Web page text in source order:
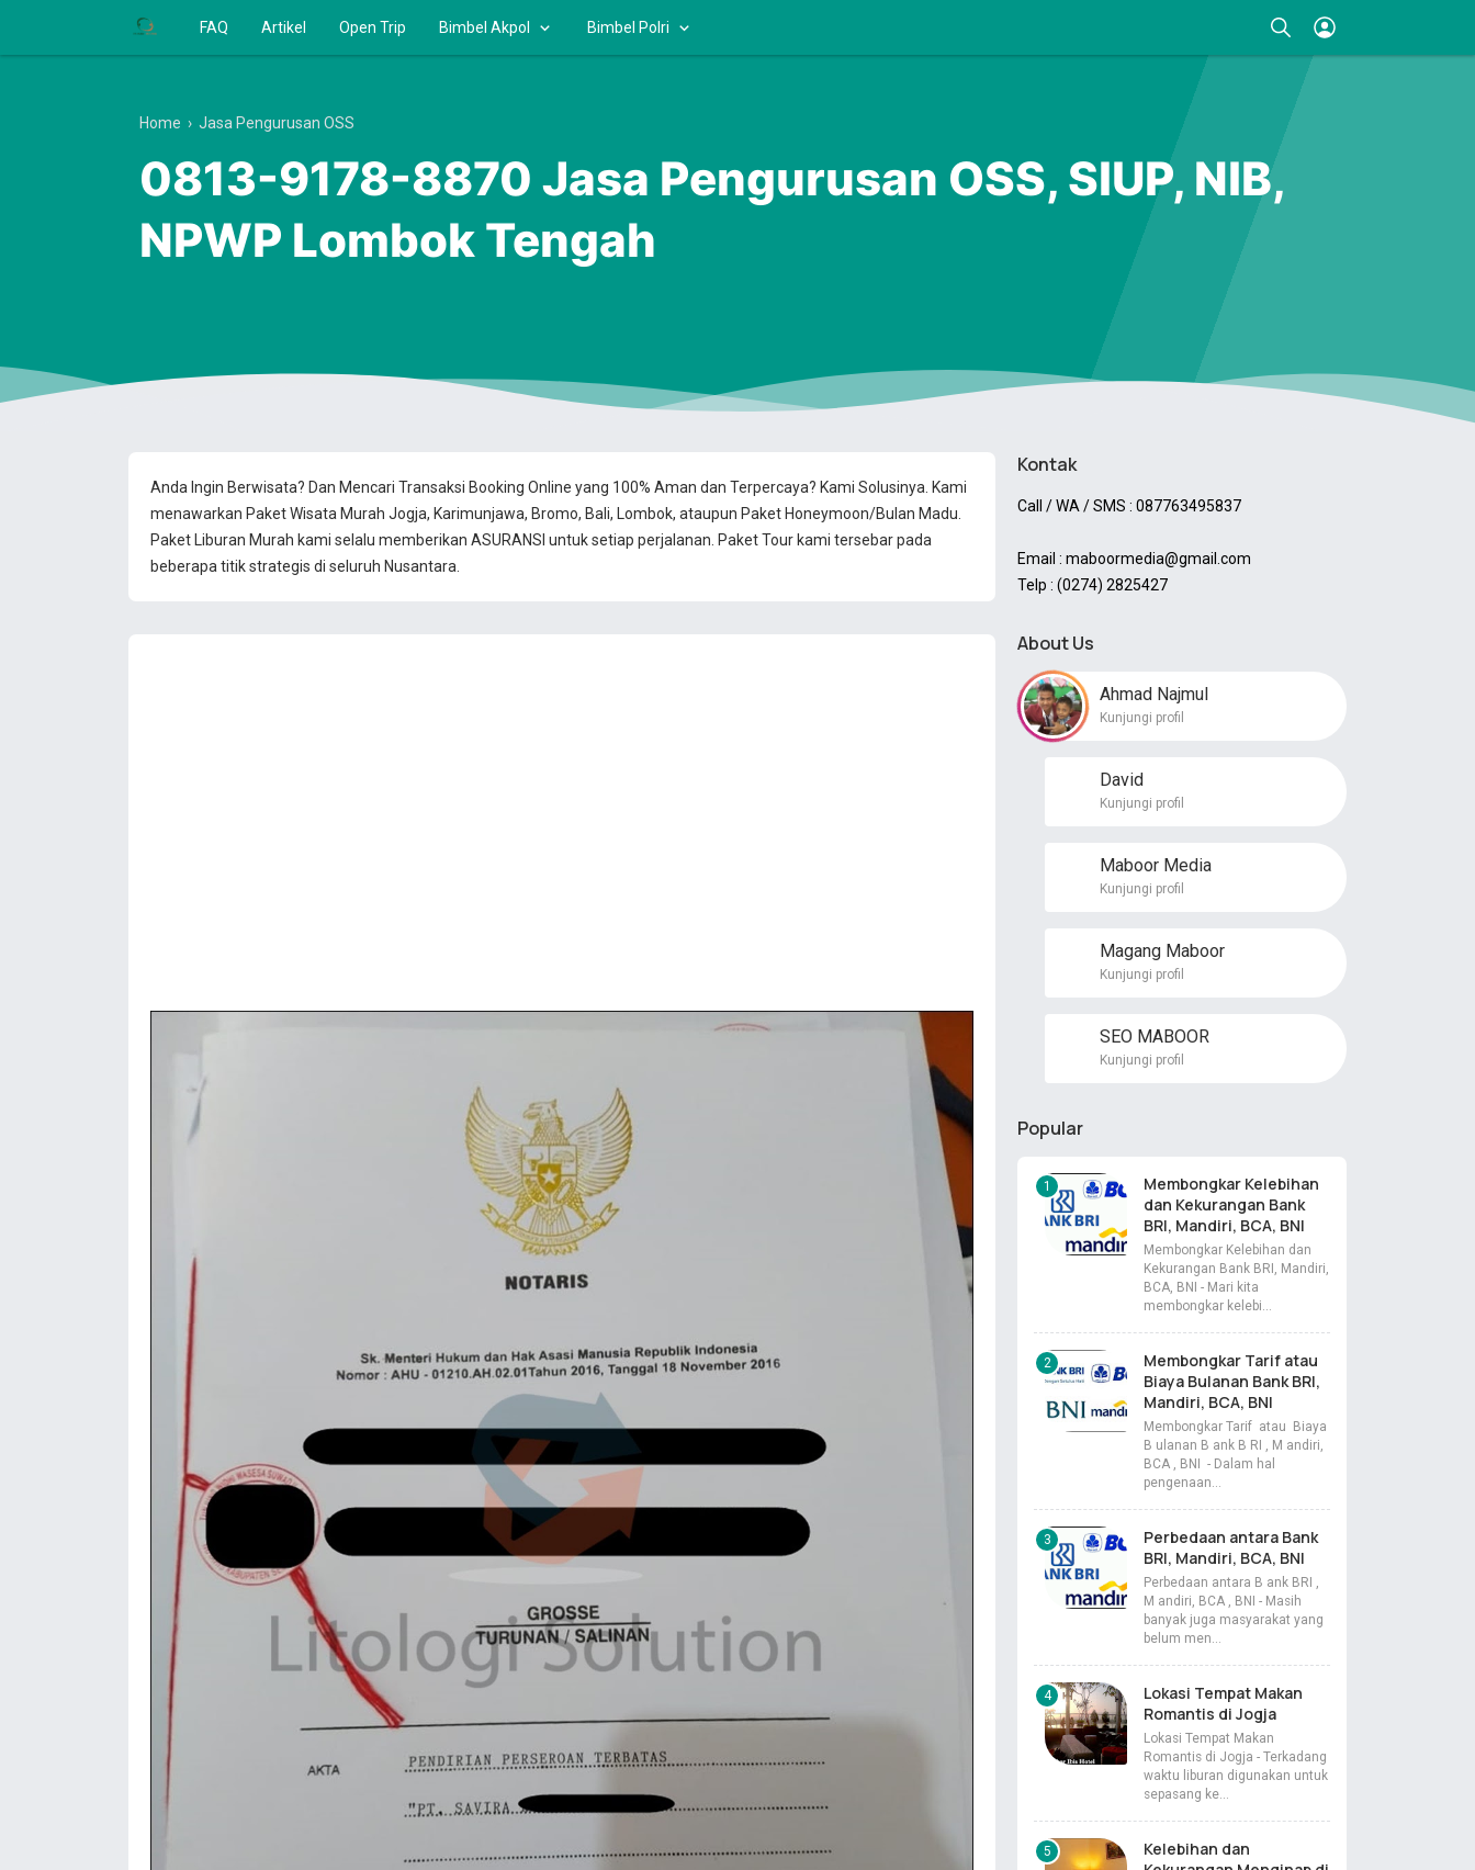
FAQ Artikel Open Trip Bimbel Akpol Bimbel Polri
Anda Ingin Berwisata? Dan Mencari Transaksi Booking Online yang 100% Aman dan Terpercaya? Kami Solusinya. Kami
menawarkan Paket Wisata Murah Jogja, Karimunjawa, Bromo, Bali, Lombok, ataupun Paket Honeymoon/Bulan Madu.
Paket Liburan Murah kami selalu memberikan ASURANSI untuk setiap perjalanan. Paket Tour kami tersebar pada
beberapa titik strategis di seluruh Nusantara.
Home › Jasa Pengurusan OSS
0813-9178-8870 Jasa Pengurusan OSS, SIUP, NIB,
NPWP Lombok Tengah
Kontak
Call / WA / SMS : 087763495837
Email : maboormedia@gmail.com
Telp : (0274) 2825427
About Us
Ahmad Najmul
Kunjungi profil
David
Kunjungi profil
Maboor Media
Kunjungi profil
Magang Maboor
Kunjungi profil
SEO MABOOR
Kunjungi profil
Popular
Membongkar Kelebihan
dan Kekurangan Bank
BRI, Mandiri, BCA, BNI
Membongkar Kelebihan dan
Kekurangan Bank BRI, Mandiri,
BCA, BNI - Mari kita
membongkar kelebi…
Membongkar Tarif atau
Biaya Bulanan Bank BRI,
Mandiri, BCA, BNI
Membongkar Tarif atau Biaya
B ulanan B ank B RI , M andiri,
BCA , BNI - Dalam hal
pengenaan…
Perbedaan antara Bank
BRI, Mandiri, BCA, BNI
Perbedaan antara B ank BRI ,
M andiri, BCA , BNI - Masih
banyak juga masyarakat yang
belum men…
Lokasi Tempat Makan
Romantis di Jogja
Lokasi Tempat Makan
Romantis di Jogja - Terkadang
waktu liburan digunakan untuk
sepasang ke…
Kelebihan dan